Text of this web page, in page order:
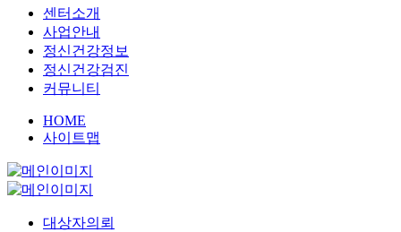
센터소개
사업안내
정신건강정보
정신건강검진
커뮤니티
HOME
사이트맵
대상자의뢰